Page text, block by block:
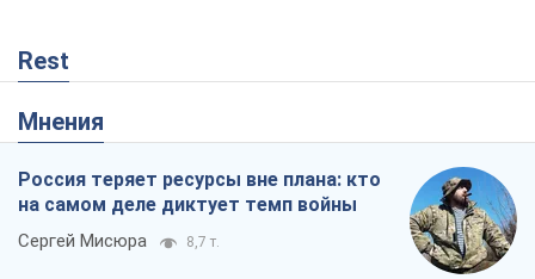
Rest
Мнения
Россия теряет ресурсы вне плана: кто
на самом деле диктует темп войны
Сергей Мисюра 8,7 т.